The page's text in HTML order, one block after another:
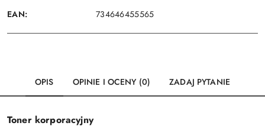
EAN: 734646455565
OPIS OPINIE I OCENY (0) ZADAJ PYTANIE
Toner korporacyjny